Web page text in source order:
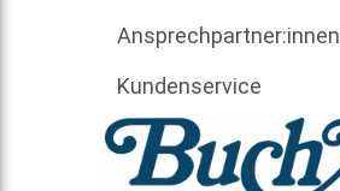
Ansprechpartner:innen
Kundenservice